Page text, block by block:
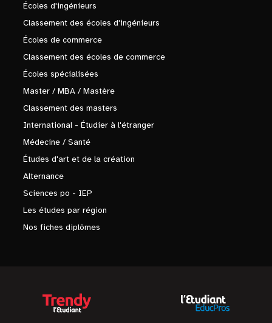
Écoles d'ingénieurs
Classement des écoles d'ingénieurs
Écoles de commerce
Classement des écoles de commerce
Écoles spécialisées
Master / MBA / Mastère
Classement des masters
International - Étudier à l'étranger
Médecine / Santé
Études d'art et de la création
Alternance
Sciences po - IEP
Les études par région
Nos fiches diplômes